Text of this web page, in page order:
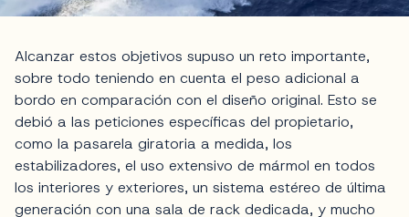
Alcanzar estos objetivos supuso un reto importante,
sobre todo teniendo en cuenta el peso adicional a
bordo en comparación con el diseño original. Esto se
debió a las peticiones específicas del propietario,
como la pasarela giratoria a medida, los
estabilizadores, el uso extensivo de mármol en todos
los interiores y exteriores, un sistema estéreo de última
generación con una sala de rack dedicada, y mucho